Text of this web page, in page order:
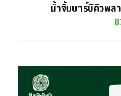
น้ำจิ้มบาร์บีคิวพล
฿